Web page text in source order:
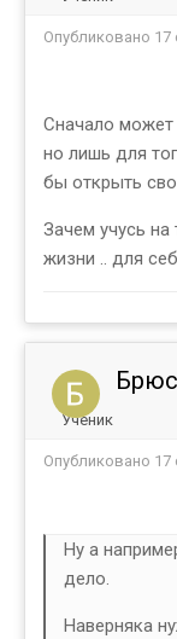
Опубликовано 17
Сначало может
но лишь для
бы открыть
Зачем учусь на
жизни .. для
Брюс
Ученик
Опубликовано 17
Ну а
дело.
Наверняка